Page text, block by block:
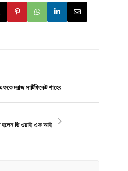
দরাজ সার্টিফিকেট শাহের
হলেন ডি ওয়াই এফ আই